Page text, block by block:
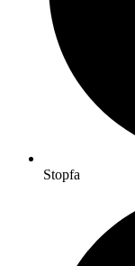
Stopfa